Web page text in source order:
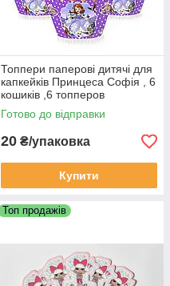
Топпери паперові дитячі для
капкейків Принцеса Софія , 6
кошиків ,6 топперов
Готово до відправки
20 ₴/упаковка
Купити
Топ продажів